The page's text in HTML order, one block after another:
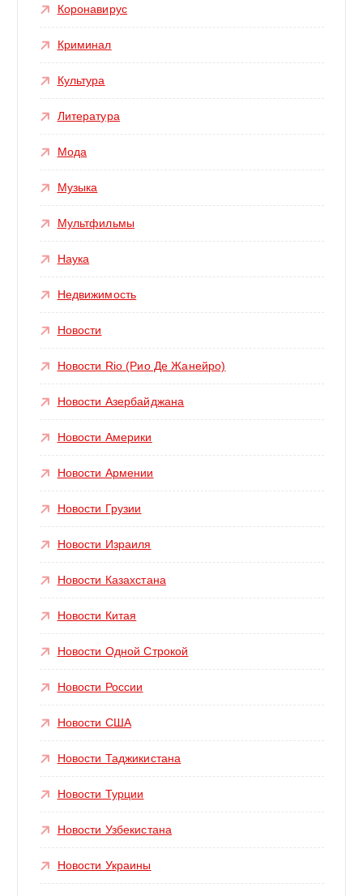
Коронавирус
Криминал
Культура
Литература
Мода
Музыка
Мультфильмы
Наука
Недвижимость
Новости
Новости Rio (Рио Де Жанейро)
Новости Азербайджана
Новости Америки
Новости Армении
Новости Грузии
Новости Израиля
Новости Казахстана
Новости Китая
Новости Одной Строкой
Новости России
Новости США
Новости Таджикистана
Новости Турции
Новости Узбекистана
Новости Украины